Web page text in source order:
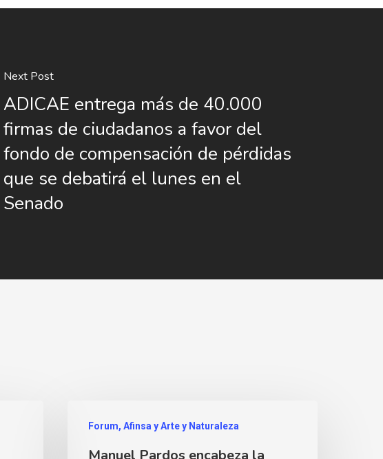
Next Post
ADICAE entrega más de 40.000
firmas de ciudadanos a favor del
fondo de compensación de pérdidas
que se debatirá el lunes en el
Senado
Forum, Afinsa y Arte y Naturaleza